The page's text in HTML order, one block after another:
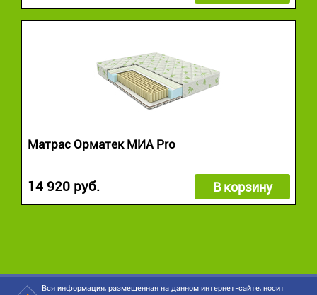
Матрас Орматек МИА Pro
14 920 руб. В корзину
Вся информация, размещенная на данном интернет-сайте, носит